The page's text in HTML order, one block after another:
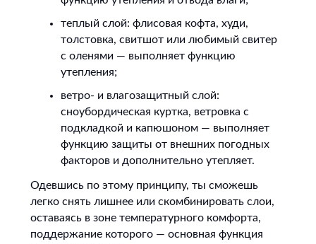
теплый слой: флисовая кофта, худи,
толстовка, свитшот или любимый свитер
с оленями — выполняет функцию
утепления;
ветро- и влагозащитный слой:
сноубордическая куртка, ветровка с
подкладкой и капюшоном — выполняет
функцию защиты от внешних погодных
факторов и дополнительно утепляет.
Одевшись по этому принципу, ты сможешь
легко снять лишнее или скомбинировать слои,
оставаясь в зоне температурного комфорта,
поддержание которого — основная функция